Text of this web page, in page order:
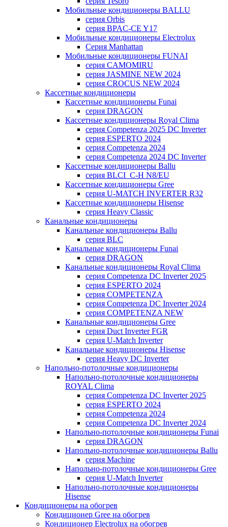
Мобильные кондиционеры BALLU
серия Orbis
серия BPAC-CE Y17
Мобильные кондиционеры Electrolux
Cерия Manhattan
Мобильные кондиционеры FUNAI
серия CAMOMIRU
серия JASMINE NEW 2024
серия CROCUS NEW 2024
Кассетные кондиционеры
Кассетные кондиционеры Funai
серия DRAGON
Кассетные кондиционеры Royal Clima
серия Competenza 2025 DC Inverter
серия ESPERTO 2024
серия Competenza 2024
серия Competenza 2024 DC Inverter
Кассетные кондиционеры Ballu
серия BLCI_C-H N8/EU
Кассетные кондиционеры Gree
серия U-MATCH INVERTER R32
Кассетные кондиционеры Hisense
серия Heavy Classic
Канальные кондиционеры
Канальные кондиционеры Ballu
серия BLC
Канальные кондиционеры Funai
серия DRAGON
Канальные кондиционеры Royal Clima
серия Competenza DC Inverter 2025
серия ESPERTO 2024
серия COMPETENZA
серия Competenza DC Inverter 2024
серия COMPETENZA NEW
Канальные кондиционеры Gree
серия Duct Inverter FGR
серия U-Match Inverter
Канальные кондиционеры Hisense
серия Heavy DC Inverter
Напольно-потолочные кондиционеры
Напольно-потолочные кондиционеры
ROYAL Clima
серия Competenza DC Inverter 2025
серия ESPERTO 2024
серия Competenza 2024
серия Competenza DC Inverter 2024
Напольно-потолочные кондиционеры Funai
серия DRAGON
Напольно-потолочные кондиционеры Ballu
серия Machine
Напольно-потолочные кондиционеры Gree
серия U-Match Inverter
Напольно-потолочные кондиционеры
Hisense
Кондиционеры на обогрев
Кондиционер Gree на обогрев
Кондиционер Electrolux на обогрев